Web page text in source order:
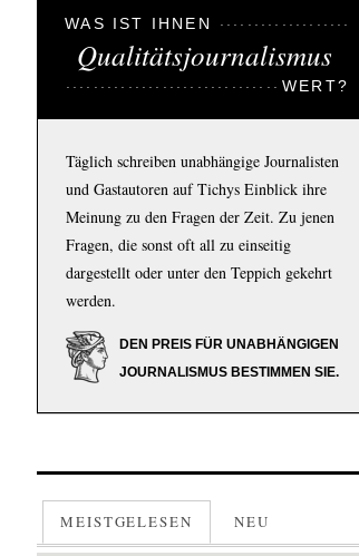
WAS IST IHNEN
Qualitätsjournalismus
WERT?
Täglich schreiben unabhängige Journalisten
und Gastautoren auf Tichys Einblick ihre
Meinung zu den Fragen der Zeit. Zu jenen
Fragen, die sonst oft all zu einseitig
dargestellt oder unter den Teppich gekehrt
werden.
DEN PREIS FÜR UNABHÄNGIGEN
JOURNALISMUS BESTIMMEN SIE.
MEISTGELESEN NEU